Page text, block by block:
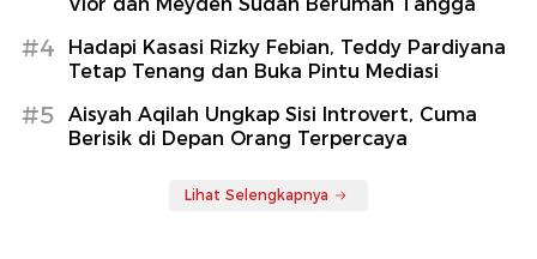
#4
Hadapi Kasasi Rizky Febian, Teddy Pardiyana
Tetap Tenang dan Buka Pintu Mediasi
#5
Aisyah Aqilah Ungkap Sisi Introvert, Cuma
Berisik di Depan Orang Terpercaya
Lihat Selengkapnya